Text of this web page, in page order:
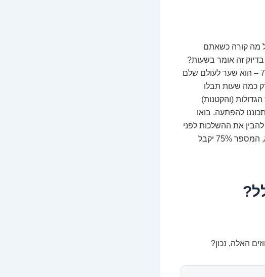
מה קורה כשאתם
כמה בדיוק זה אומר בשעות?
והאם זה באמת פשוט כמו שזה נשמע? האמת היא, שהמספר הזה – 75% – הוא שער לעולם שלם
רק כמה שעות תבלו
(והקטנות)
להפתעה. בואו
את ההשלכות לפני
שאתם מחליטים אם זה מתאים לכם. מבטיח לכם, אחרי שתסיימו לקרוא, המספר 75% יקבל
האלה, נכון?